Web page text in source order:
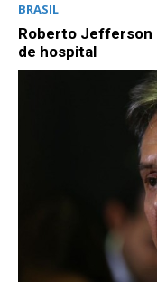
BRASIL
Roberto Jefferson
de hospital